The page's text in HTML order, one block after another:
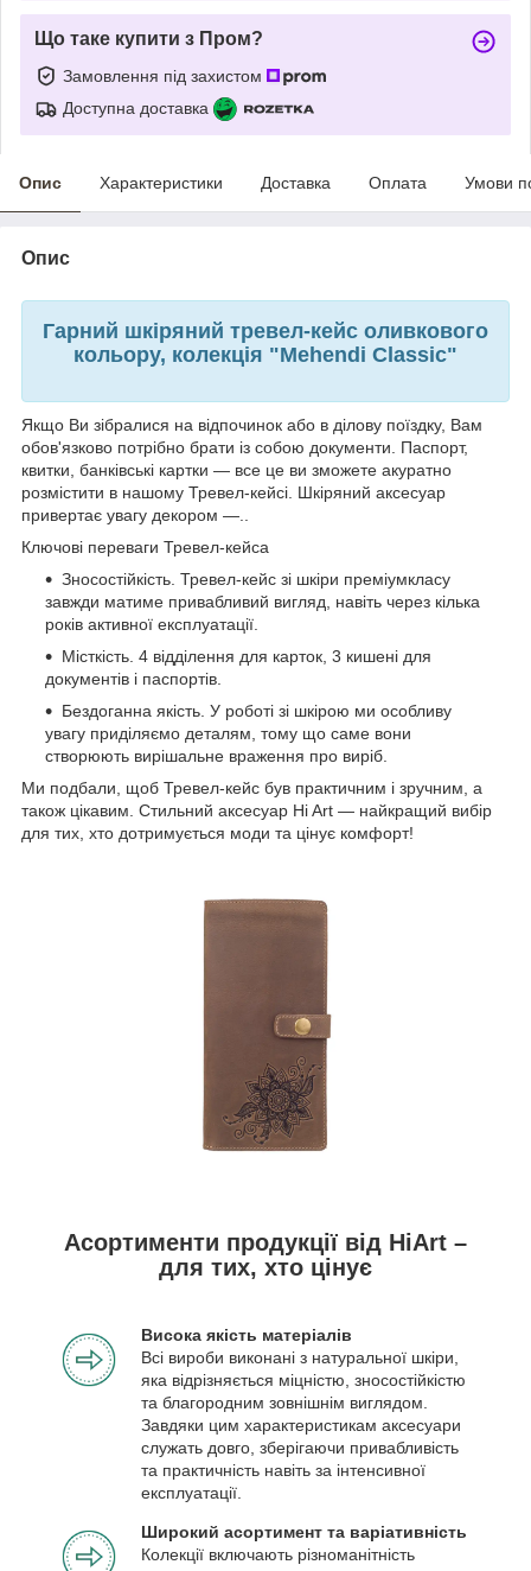
Що таке купити з Пром?
Замовлення під захистом
Доступна доставка
Опис Характеристики Доставка Оплата Умови
Опис
Гарний шкіряний тревел-кейс оливкового
кольору, колекція "Mehendi Classic"
Якщо Ви зібралися на відпочинок або в ділову поїздку, Вам
обов'язково потрібно брати із собою документи. Паспорт,
квитки, банківські картки — все це ви зможете акуратно
розмістити в нашому Тревел-кейсі. Шкіряний аксесуар
привертає увагу декором —..
Ключові переваги Тревел-кейса
Зносостійкість. Тревел-кейс зі шкіри преміумкласу
завжди матиме привабливий вигляд, навіть через кілька
років активної експлуатації.
Місткість. 4 відділення для карток, 3 кишені для
документів і паспортів.
Бездоганна якість. У роботі зі шкірою ми особливу
увагу приділяємо деталям, тому що саме вони
створюють вирішальне враження про виріб.
Ми подбали, щоб Тревел-кейс був практичним і зручним, а
також цікавим. Стильний аксесуар Hi Art — найкращий вибір
для тих, хто дотримується моди та цінує комфорт!
Асортименти продукції від HiArt –
для тих, хто цінує
Висока якість матеріалів
Всі вироби виконані з натуральної шкіри,
яка відрізняється міцністю, зносостійкістю
та благородним зовнішнім виглядом.
Завдяки цим характеристикам аксесуари
служать довго, зберігаючи привабливість
та практичність навіть за інтенсивної
експлуатації.
Широкий асортимент та варіативність
Колекції включають різноманітність